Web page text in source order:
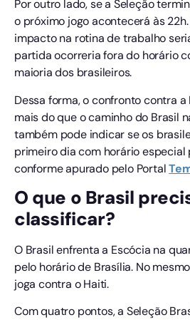
Por outro lado, se a Seleção
o próximo jogo acontecerá às
impacto na rotina de trabalho
partida ocorreria fora do horário
maioria dos brasileiros.
Dessa forma, o confronto contra
mais do que o caminho do Brasil
também pode indicar se os
primeiro dia com horário especial
conforme apurado pelo Portal
O que o Brasil
classificar?
O Brasil enfrenta a Escócia na
pelo horário de Brasília. No
joga contra o Haiti.
Com quatro pontos, a Seleção